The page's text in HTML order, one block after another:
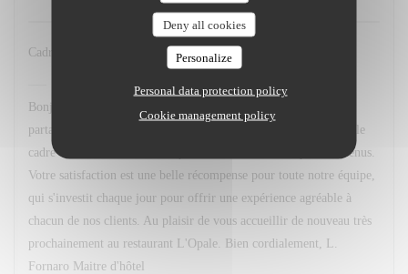
Deny all cookies
Personalize
Personal data protection policy
Cookie management policy
Cadre service qualité des menus
L'OPALE RESTAURANT
has replied to this review
Bonjour M. Couvreux, Un grand merci d'avoir pris le temps de
partager votre avis. Nous sommes ravis que vous ayez apprécié le
cadre de notre restaurant, la qualité du service ainsi que nos menus.
Votre satisfaction est une belle récompense pour toute notre équipe,
qui s'investit chaque jour pour offrir une expérience agréable à
chacun de nos clients. Au plaisir de vous accueillir de nouveau très
prochainement au restaurant L'Opale. Bien cordialement, L.
Fornaro Maitre d'hôtel